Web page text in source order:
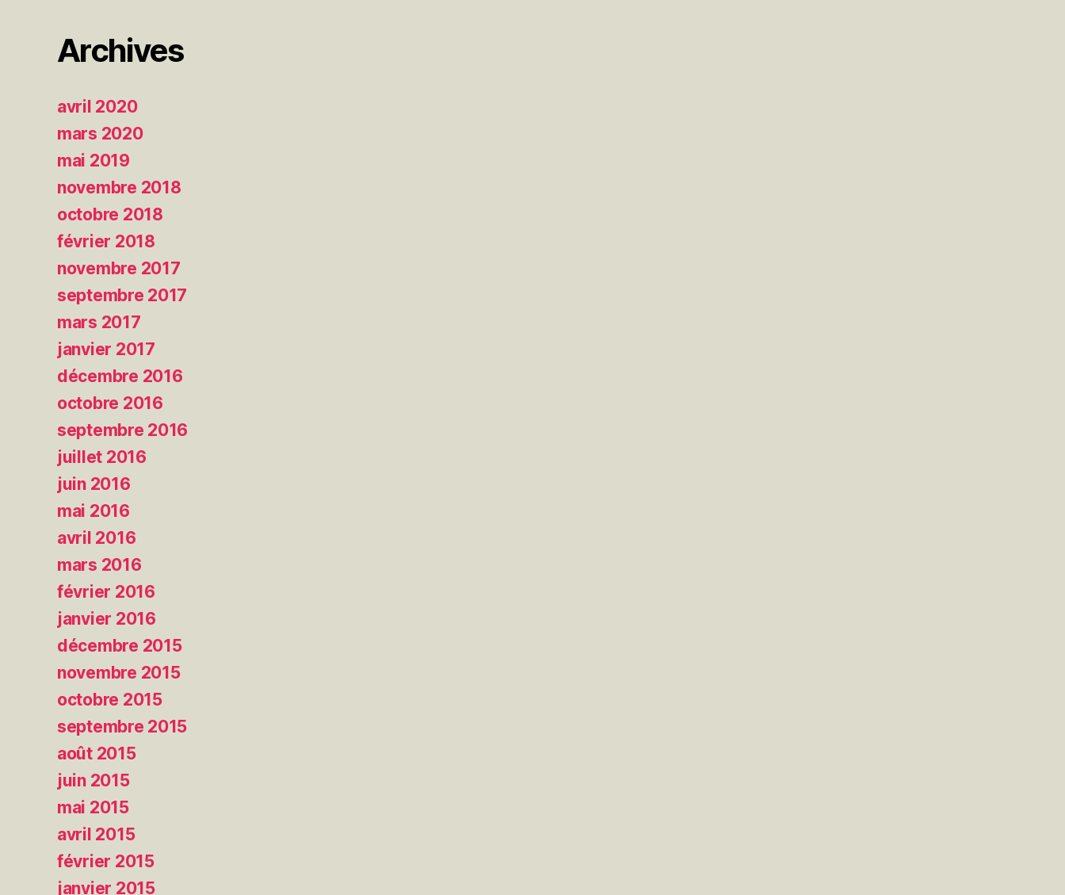
Archives
avril 2020
mars 2020
mai 2019
novembre 2018
octobre 2018
février 2018
novembre 2017
septembre 2017
mars 2017
janvier 2017
décembre 2016
octobre 2016
septembre 2016
juillet 2016
juin 2016
mai 2016
avril 2016
mars 2016
février 2016
janvier 2016
décembre 2015
novembre 2015
octobre 2015
septembre 2015
août 2015
juin 2015
mai 2015
avril 2015
février 2015
janvier 2015